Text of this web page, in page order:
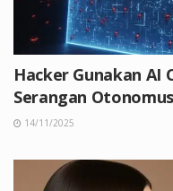
Hacker Gunakan AI
Serangan Otonomus
14/11/2025